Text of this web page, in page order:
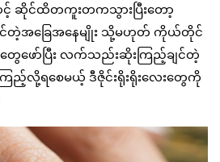
ာင့် ဆိုင်ထိတကူးတကသွားပြီးတော့
တဲ့အခြေအနေမျိုး သို့မဟုတ် ကိုယ်တိုင်
ေဖော်ပြီး လက်သည်းဆိုးကြည့်ချင်တဲ့
ြည့်လို့ရစေမယ့် ဒီဇိုင်းရိုးရိုးလေးတွေကို